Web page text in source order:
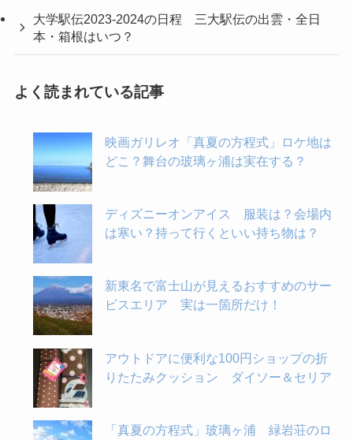
大学駅伝2023-2024の日程 三大駅伝の出雲・全日
本・箱根はいつ？
よく読まれている記事
映画ガリレオ「真夏の方程式」ロケ地は
どこ？舞台の玻璃ヶ浦は実在する？
ディズニーオンアイス 服装は？会場内
は寒い？持って行くといい持ち物は？
新東名で富士山が見えるおすすめのサー
ビスエリア 実は一箇所だけ！
アウトドアに便利な100円ショップの折
りたたみクッション ダイソー＆セリア
「真夏の方程式」玻璃ヶ浦 緑岩荘のロ